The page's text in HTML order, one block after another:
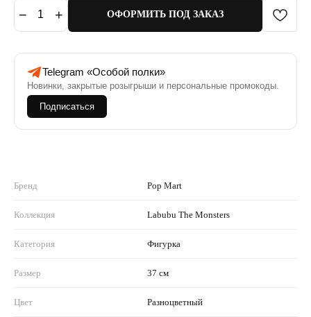
− 1 + ОФОРМИТЬ ПОД ЗАКАЗ
Telegram «Особой полки»
Новинки, закрытые розыгрыши и персональные промокоды.
Подписаться
Бренд Pop Mart
Коллекция Labubu The Monsters
Категория Фигурка
Размер 37 см
Цвет Разноцветный